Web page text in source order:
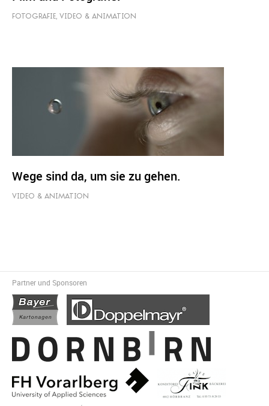
FOTOGRAFIE, VIDEO & ANIMATION
Wege sind da, um sie zu gehen.
VIDEO & ANIMATION
Partner und Sponsoren